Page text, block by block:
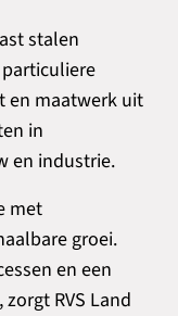
stalen
en maatwerk uit
in
en industrie.
met
groei.
en een
RVS Land